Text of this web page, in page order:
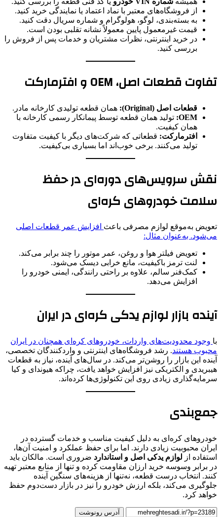
از فروشگاه‌های معتبر با نماد اعتماد یا نمایندگی خرید کنید.
به بسته‌بندی، لوگو، هولوگرام و شماره سریال دقت کنید.
قیمت غیرمعمول پایین معمولاً نشانه تقلبی بودن است.
در خرید اینترنتی، نظرات مشتریان و خدمات پس از فروش را
بررسی کنید.
تفاوت قطعات اصل، OEM و افترمارکت
قطعات اصل (Original):
همان قطعه تولیدی کارخانه مادر.
OEM: تولید همان قطعه توسط پیمانکار رسمی کارخانه با
همان کیفیت.
افترمارکت: قطعاتی که شرکت‌های دیگر با کیفیت متفاوت
تولید می‌کنند. برخی خوب‌اند اما بسیاری بی‌کیفیت.
نقش سرویس‌های دوره‌ای در حفظ
سلامت خودروهای کره‌ای
تعویض به‌موقع لوازم مصرفی باعث افزایش عمر قطعات اصلی
می‌شود. به‌عنوان مثال:
تعویض فیلتر هوا و روغن، عمر موتور را چند برابر می‌کند.
لنت ترمز باکیفیت، مانع خرابی دیسک می‌شود.
کمک‌فنر سالم، علاوه بر راحتی رانندگی، ایمنی خودرو را
افزایش می‌دهد.
آینده بازار لوازم یدکی کره‌ای در ایران
با وجود محدودیت‌های واردات، خودروهای کره‌ای همچنان در ایران
محبوب هستند. رشد فروشگاه‌های اینترنتی و واردکنندگان تخصصی،
آینده این بازار را روشن‌تر می‌کند. در سال‌های آینده، نیاز به قطعات
هیبریدی و الکتریکی نیز افزایش خواهد یافت، چراکه هیوندای و کیا
سرمایه‌گذاری زیادی روی این تکنولوژی‌ها کرده‌اند.
جمع‌بندی
خودروهای کره‌ای به دلیل کیفیت مناسب و خدمات گسترده در
ایران محبوبیت زیادی دارند. اما برای حفظ عملکرد و امنیت آن‌ها،
استفاده از لوازم یدکی اصل و استاندارد ضروری است. مالکان باید
در برابر وسوسه خرید ارزان مقاومت کرده و تنها از منابع معتبر تهیه
کنند. انتخاب درست قطعه، نه‌تنها از هزینه‌های سنگین آینده
جلوگیری می‌کند، بلکه ارزش خودرو را نیز در بازار دست‌دوم حفظ
خواهد کرد.
آدرس رونوشت